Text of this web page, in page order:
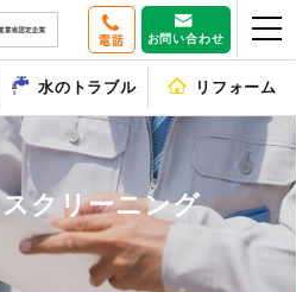
お問い合わせ
電話
水のトラブル リフォーム
クリーニング